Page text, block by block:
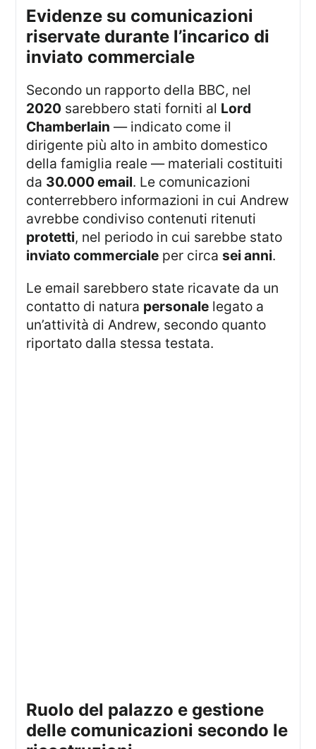
evidenze su comunicazioni
riservate durante l’incarico di
inviato commerciale
Secondo un rapporto della BBC, nel
2020 sarebbero stati forniti al Lord
Chamberlain — indicato come il
dirigente più alto in ambito domestico
della famiglia reale — materiali costituiti
da 30.000 email. Le comunicazioni
conterrebbero informazioni in cui Andrew
avrebbe condiviso contenuti ritenuti
protetti, nel periodo in cui sarebbe stato
inviato commerciale per circasei anni.
Le email sarebbero state ricavate da un
contatto di natura personale legato a
un’attività di Andrew, secondo quanto
riportato dalla stessa testata.
ruolo del palazzo e gestione
delle comunicazioni secondo le